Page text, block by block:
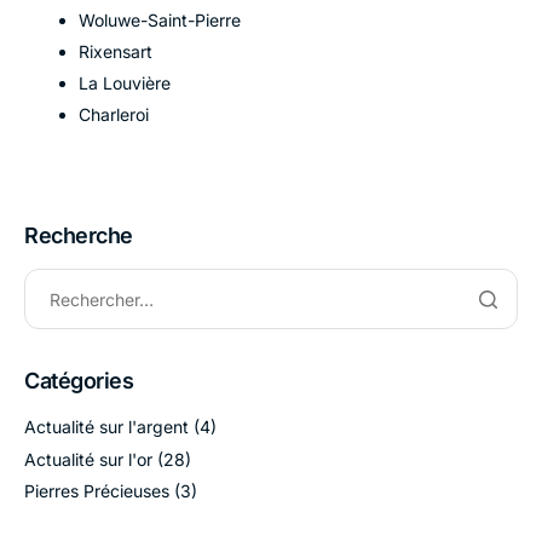
Woluwe-Saint-Pierre
Rixensart
La Louvière
Charleroi
Recherche
Catégories
Actualité sur l'argent (4)
Actualité sur l'or (28)
Pierres Précieuses (3)